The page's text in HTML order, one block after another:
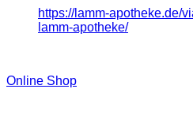
https://lamm-apotheke.de/
lamm-apotheke/
Online Shop